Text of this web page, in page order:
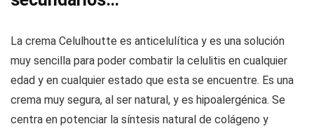
La crema Celulhoutte es anticelulítica y es una solución
muy sencilla para poder combatir la celulitis en cualquier
edad y en cualquier estado que esta se encuentre. Es una
crema muy segura, al ser natural, y es hipoalergénica. Se
centra en potenciar la síntesis natural de colágeno y